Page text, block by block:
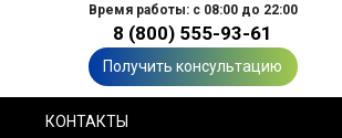
Время работы: с 08:00 до 22:00
8 (800) 555-93-61
Получить консультацию
КОНТАКТЫ